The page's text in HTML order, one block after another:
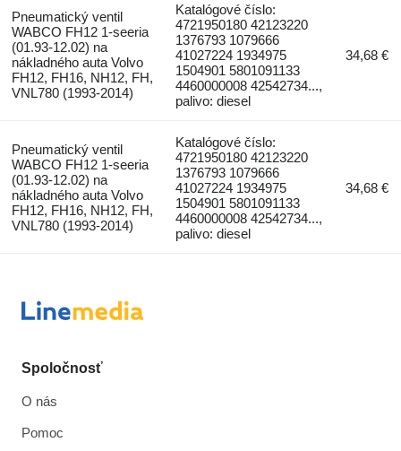
Pneumatický ventil
WABCO FH12 1-seeria
(01.93-12.02) na
nákladného auta Volvo
FH12, FH16, NH12, FH,
VNL780 (1993-2014)
Katalógové číslo:
4721950180 42123220
1376793 1079666
41027224 1934975
1504901 5801091133
4460000008 42542734...,
palivo: diesel
34,68 €
Pneumatický ventil
WABCO FH12 1-seeria
(01.93-12.02) na
nákladného auta Volvo
FH12, FH16, NH12, FH,
VNL780 (1993-2014)
Katalógové číslo:
4721950180 42123220
1376793 1079666
41027224 1934975
1504901 5801091133
4460000008 42542734...,
palivo: diesel
34,68 €
Spoločnosť
O nás
Pomoc